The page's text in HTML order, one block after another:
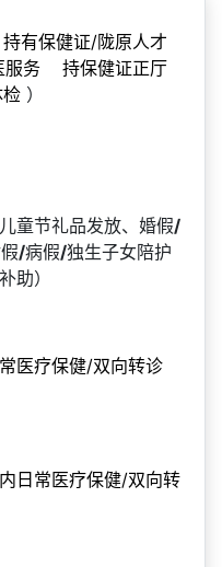
有保健证/陇原人才
服务 持保健证正厅
）
童节礼品发放、婚假/
/病假/独生子女陪护
助）
医疗保健/双向转诊
日常医疗保健/双向转